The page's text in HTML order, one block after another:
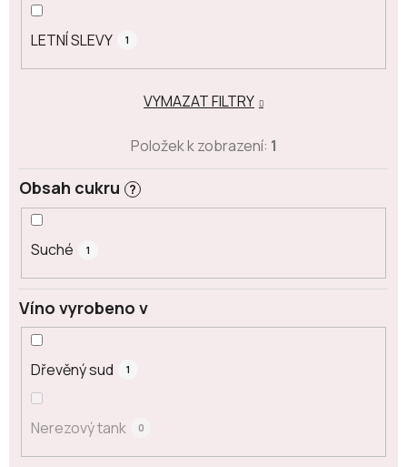
LETNÍ SLEVY 1
Obsah cukru ?
Suché 1
Víno vyrobeno v
Dřevěný sud 1
Nerezový tank 0
VYMAZAT FILTRY
Položek k zobrazení: 1